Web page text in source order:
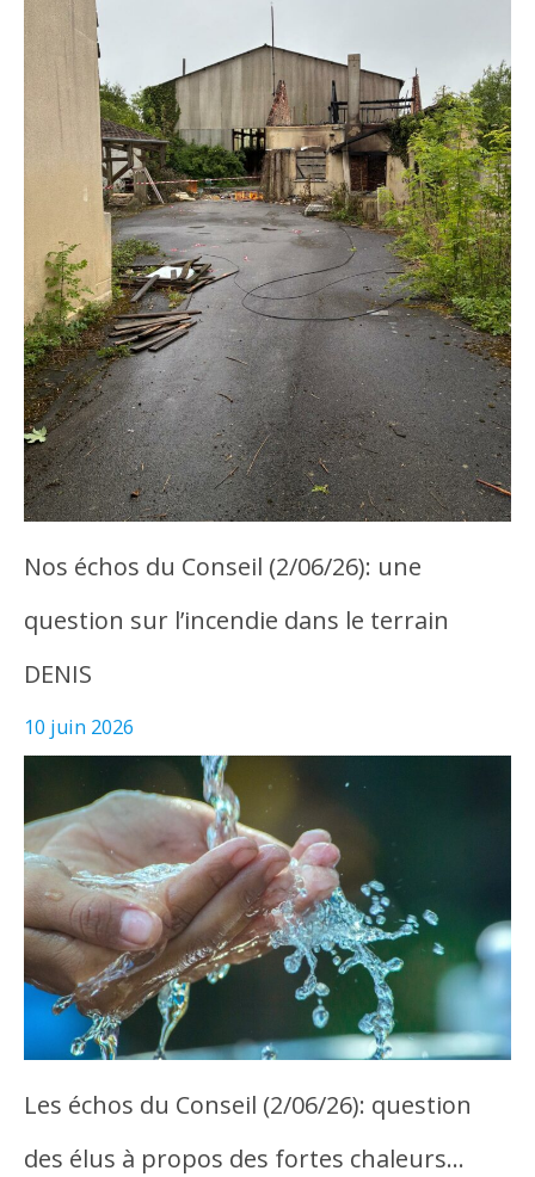
Nos échos du Conseil (2/06/26): une
question sur l’incendie dans le terrain
DENIS
10 juin 2026
Les échos du Conseil (2/06/26): question
des élus à propos des fortes chaleurs…